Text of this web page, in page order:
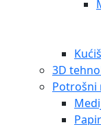
3D
Potrošni